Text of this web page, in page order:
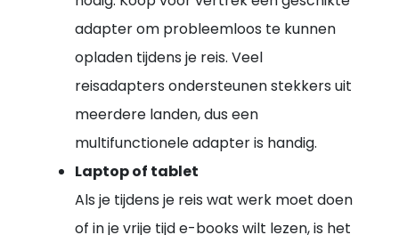
adapter om probleemloos te kunnen
opladen tijdens je reis. Veel
reisadapters ondersteunen stekkers uit
meerdere landen, dus een
multifunctionele adapter is handig.
Laptop of tablet
Als je tijdens je reis wat werk moet doen
of in je vrije tijd e-books wilt lezen, is het